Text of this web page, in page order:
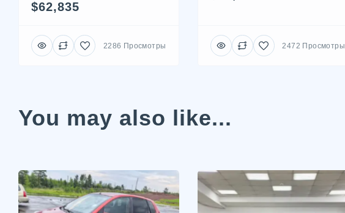
$62,835
2286 Просмотры 2472 Просмотры
You may also like...